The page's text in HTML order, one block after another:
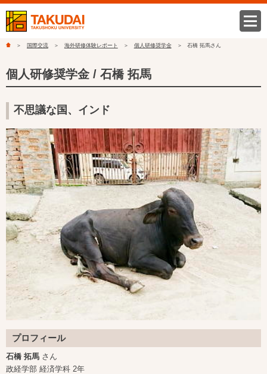
国際交流 海外研修体験レポート 個人研修奨学金 石橋 拓馬さん
個人研修奨学金 / 石橋 拓馬
不思議な国、インド
プロフィール
石橋 拓馬さん
政経学部 経済学科 2年